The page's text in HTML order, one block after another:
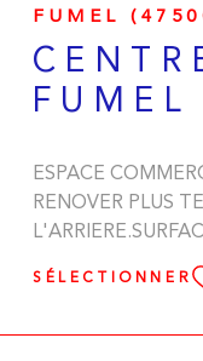
FUMEL
FUMEL
ESPACE
RENOVER PLUS
SÉLECTIONNER